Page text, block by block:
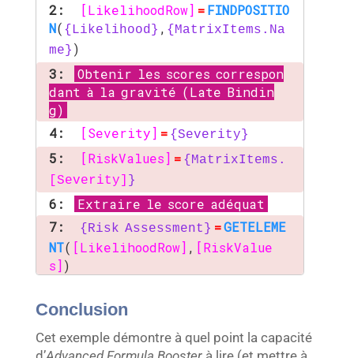
2:
[LikelihoodRow] = FINDPOSITIO
N( {Likelihood} , {MatrixItems.Na
me} )
3:
Obtenir les scores correspon
dant à la gravité (Late Bindin
g)
4:
[Severity] = {Severity}
5: [RiskValues] = {MatrixItems.
[Severity]
}
6:
Extraire le score adéquat
7:
{Risk Assessment} =GETELEME
NT( [LikelihoodRow] , [RiskValue
s])
Conclusion
Cet exemple démontre à quel point la capacité